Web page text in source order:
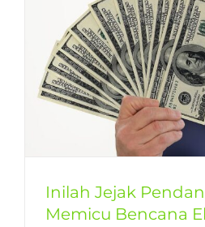
Inilah Jejak
Memicu Bencana